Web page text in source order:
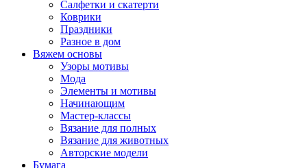
Салфетки и скатерти
Коврики
Праздники
Разное в дом
Вяжем основы
Узоры мотивы
Мода
Элементы и мотивы
Начинающим
Мастер-классы
Вязание для полных
Вязание для животных
Авторские модели
Бумага